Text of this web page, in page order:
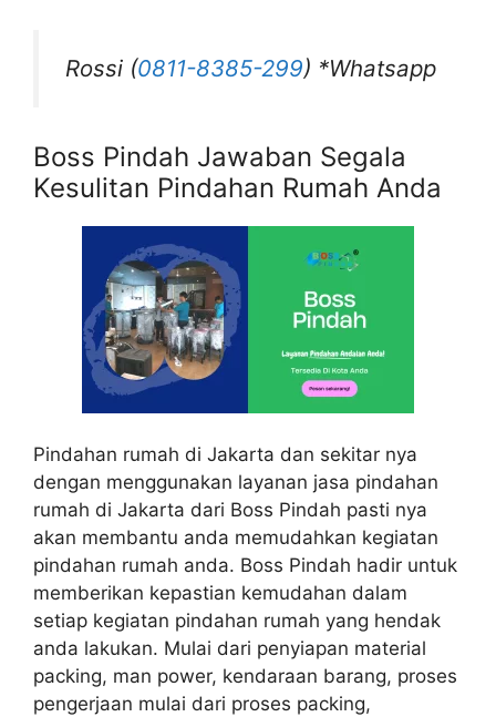
Rossi (0811-8385-299) *Whatsapp
Boss Pindah Jawaban Segala
Kesulitan Pindahan Rumah Anda
Pindahan rumah di Jakarta dan sekitar nya
dengan menggunakan layanan jasa pindahan
rumah di Jakarta dari Boss Pindah pasti nya
akan membantu anda memudahkan kegiatan
pindahan rumah anda. Boss Pindah hadir untuk
memberikan kepastian kemudahan dalam
setiap kegiatan pindahan rumah yang hendak
anda lakukan. Mulai dari penyiapan material
packing, man power, kendaraan barang, proses
pengerjaan mulai dari proses packing,